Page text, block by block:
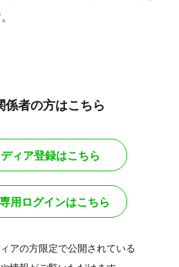
係者の方はこちら
ィア登録はこちら
用ログインはこちら
アの方限定で公開されている